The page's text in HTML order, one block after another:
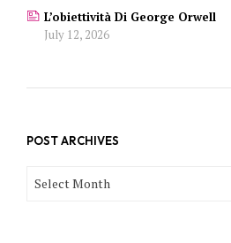
L’obiettività Di George Orwell
July 12, 2026
POST ARCHIVES
POST